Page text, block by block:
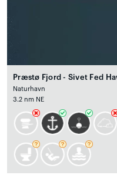
Præstø Fjord - Sivet Fed
Naturhavn
3.2 nm NE